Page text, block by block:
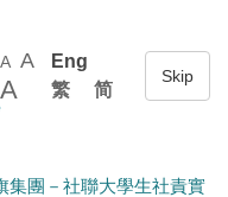
A A
A
Eng
繁
简
集團－社聯大學生社責實